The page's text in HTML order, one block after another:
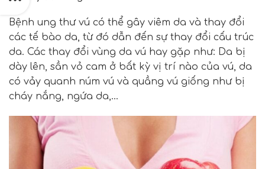
Bệnh ung thư vú có thể gây viêm da và thay đổi
các tế bào da, từ đó dẫn đến sự thay đổi cấu trúc
da. Các thay đổi vùng da vú hay gặp như: Da bị
dày lên, sần vỏ cam ở bất kỳ vị trí nào của vú, da
có vảy quanh núm vú và quầng vú giống như bị
cháy nắng, ngứa da,…